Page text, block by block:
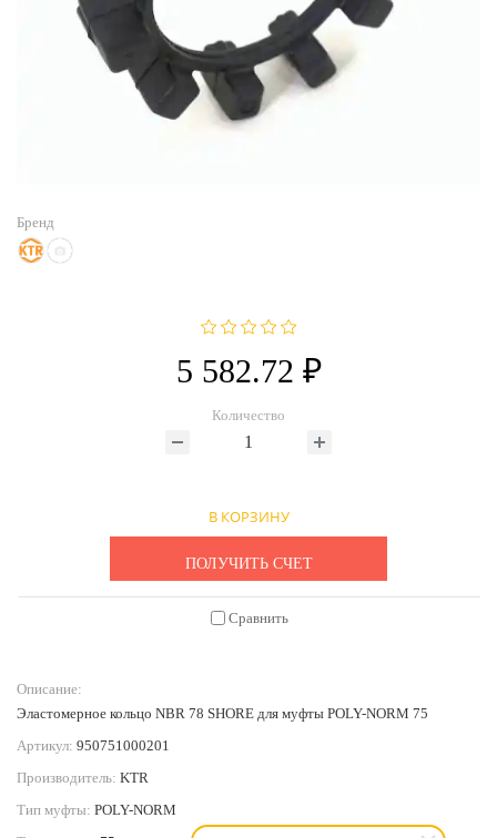
Бренд
5 582.72 ₽
Количество
В КОРЗИНУ
ПОЛУЧИТЬ СЧЕТ
Сравнить
Описание:
Эластомерное кольцо NBR 78 SHORE для муфты POLY-NORM 75
Артикул: 950751000201
Производитель: KTR
Тип муфты: POLY-NORM